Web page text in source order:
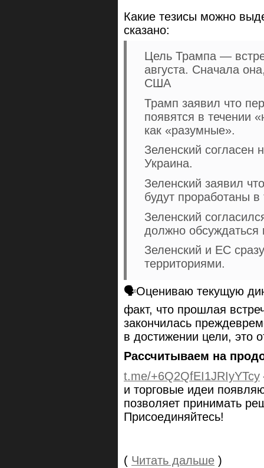
Какие тезисы можно
сказано:
Цель Трампа —
августа. Сначала
США
Трамп заявил что
появятся в течении
как «разумные».
Зеленский согласен
Украина.
Зеленский заявил
будут проработаны
Зеленский
должно
Зеленский и ЕС
территориями.
🗣Оцениваю текущую
факт, что прошлая
закончилась
в достижении цели, это
Рассчитываем на
t.me/+6Q2QfEI1JRIyYTcy
и торговые идеи
позволяет принимать
Присоединяйтесь!
( Читать дальше )